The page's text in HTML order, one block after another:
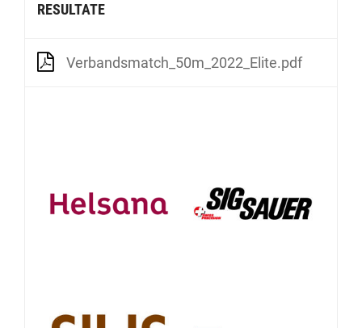
RESULTATE
Verbandsmatch_50m_2022_Elite.pdf